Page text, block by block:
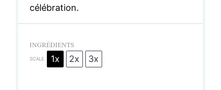
célébration.
INGRÉDIENTS
SCALE 1x 2x 3x